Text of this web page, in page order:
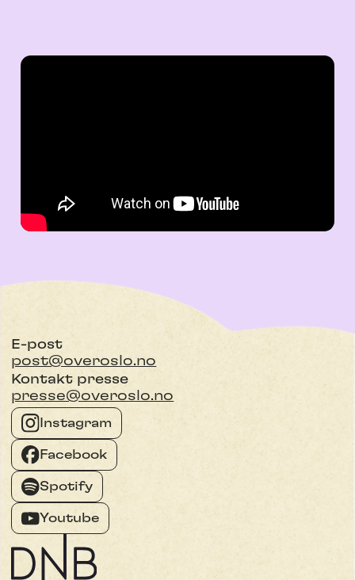
E-post
post@overoslo.no
Kontakt presse
presse@overoslo.no
Instagram
Facebook
Spotify
Youtube